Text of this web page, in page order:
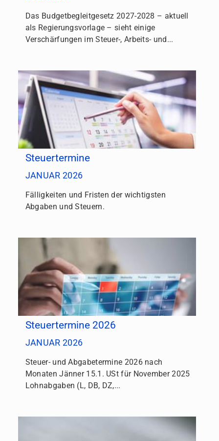
Das Budgetbegleitgesetz 2027-2028 – aktuell
als Regierungsvorlage – sieht einige
Verschärfungen im Steuer-, Arbeits- und...
Steuertermine
JANUAR 2026
Fälligkeiten und Fristen der wichtigsten
Abgaben und Steuern.
Steuertermine 2026
JANUAR 2026
Steuer- und Abgabetermine 2026 nach
Monaten Jänner 15.1. USt für November 2025
Lohnabgaben (L, DB, DZ,...